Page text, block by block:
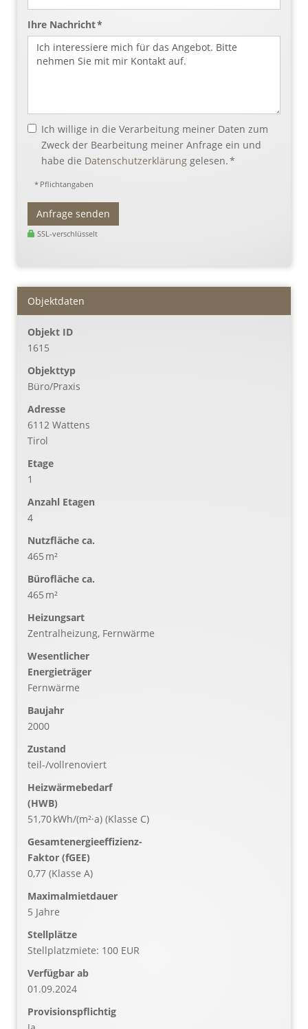
Ihre Nachricht *
Ich willige in die Verarbeitung meiner Daten zum
Zweck der Bearbeitung meiner Anfrage ein und
habe die Datenschutzerklärung gelesen. *
* Pflichtangaben
Anfrage senden
SSL-verschlüsselt
Objektdaten
Objekt ID
1615
Objekttyp
Büro/Praxis
Adresse
6112 Wattens
Tirol
Etage
1
Anzahl Etagen
4
Nutzfläche ca.
465 m²
Bürofläche ca.
465 m²
Heizungsart
Zentralheizung, Fernwärme
Wesentlicher
Energieträger
Fernwärme
Baujahr
2000
Zustand
teil-/vollrenoviert
Heizwärmebedarf
(HWB)
51,70 kWh/(m²·a) (Klasse C)
Gesamtenergieeffizienz-
Faktor (fGEE)
0,77 (Klasse A)
Maximalmietdauer
5 Jahre
Stellplätze
Stellplatzmiete: 100 EUR
Verfügbar ab
01.09.2024
Provisionspflichtig